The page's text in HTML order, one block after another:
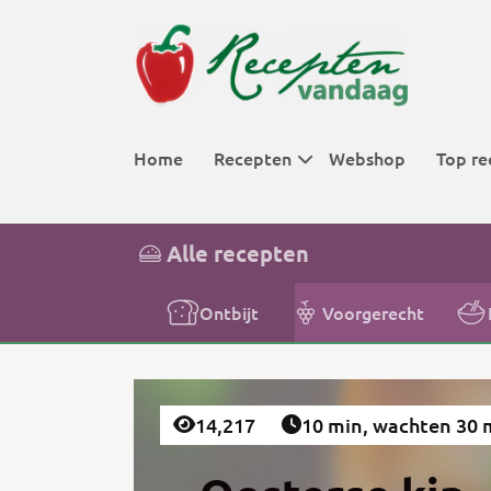
Home Recepten
Menugangen
Ontbijt
Voorgerecht
Hoofdgerecht
Bijgerecht
Nagerecht
Categorieën
Cake
Cocktails
Groente
Webshop Top
Top 10
Top 50
Top 100
Alle recepten
Ontbijt Voorgerecht
14,217 10 min, wachten 30